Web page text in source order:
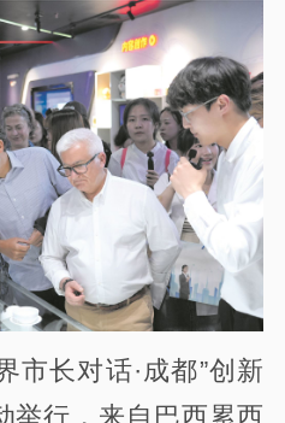
市长对话·成都”创新
举行，来自巴西累西